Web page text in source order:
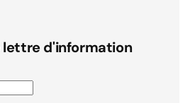
d'information